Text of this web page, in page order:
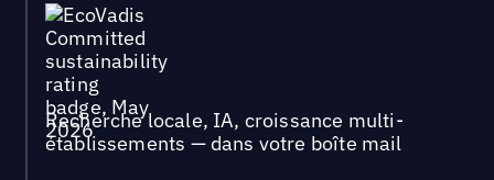
Recherche locale, IA, croissance multi-
établissements — dans votre boîte mail